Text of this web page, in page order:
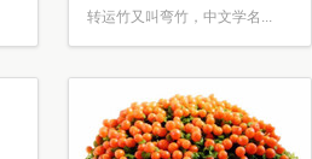
转运竹又叫弯竹，中文学名...